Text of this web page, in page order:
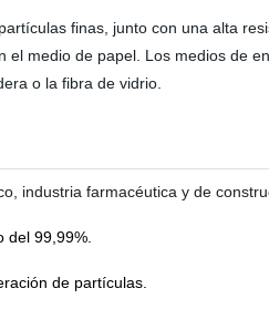
finas, junto con una alta
medio de papel. Los medios de
o la fibra de vidrio.
industria farmacéutica y de
99,99%.
de partículas.